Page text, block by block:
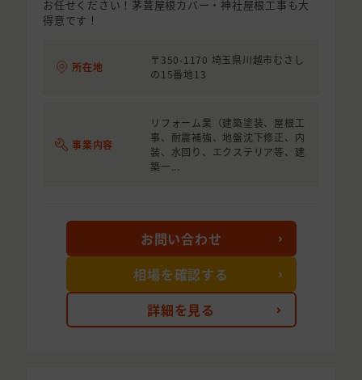
お任せください！茅葺屋根カバー・神社屋根工事も大
得意です！
所在地
〒350-1170 埼玉県川越市むさし
の15番地13
事業内容
リフォーム業（建築塗装、屋根工
事、耐震補強、地盤沈下修正、内
装、水回り、エクステリア等、建
築一...
詳細を見る
お問い合わせ
相場を確認する